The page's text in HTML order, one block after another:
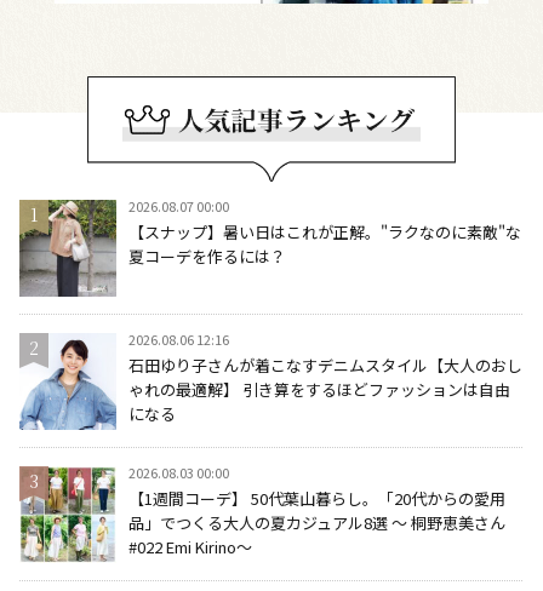
2026.08.07 00:00
【スナップ】暑い日はこれが正解。"ラクなのに素敵"な
夏コーデを作るには？
2026.08.06 12:16
石田ゆり子さんが着こなすデニムスタイル【大人のおし
ゃれの最適解】 引き算をするほどファッションは自由
になる
2026.08.03 00:00
【1週間コーデ】 50代葉山暮らし。「20代からの愛用
品」でつくる大人の夏カジュアル8選 ～ 桐野恵美さん
#022 Emi Kirino～